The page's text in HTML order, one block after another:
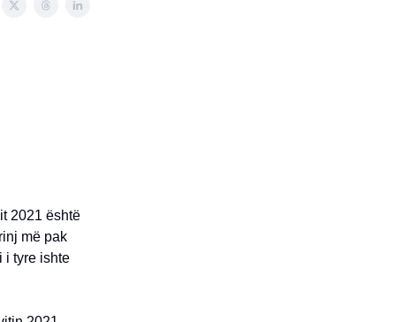
2021 është
më pak
i tyre ishte